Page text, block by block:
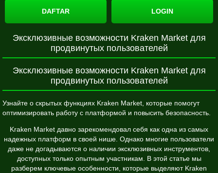
DAFTAR LOGIN
Эксклюзивные возможности Kraken Market для
продвинутых пользователей
Эксклюзивные возможности Kraken Market для
продвинутых пользователей
Узнайте о скрытых функциях Kraken Market, которые помогут
оптимизировать работу с платформой и повысить безопасность.
Kraken Market давно зарекомендовал себя как одна из самых
надежных платформ в своей нише. Однако многие пользователи
даже не догадываются о наличии эксклюзивных инструментов,
доступных только опытным участникам. В этой статье мы
разберем ключевые особенности, которые выделяют Kraken